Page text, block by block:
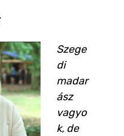
Szege
di
madar
ász
vagyo
k, de